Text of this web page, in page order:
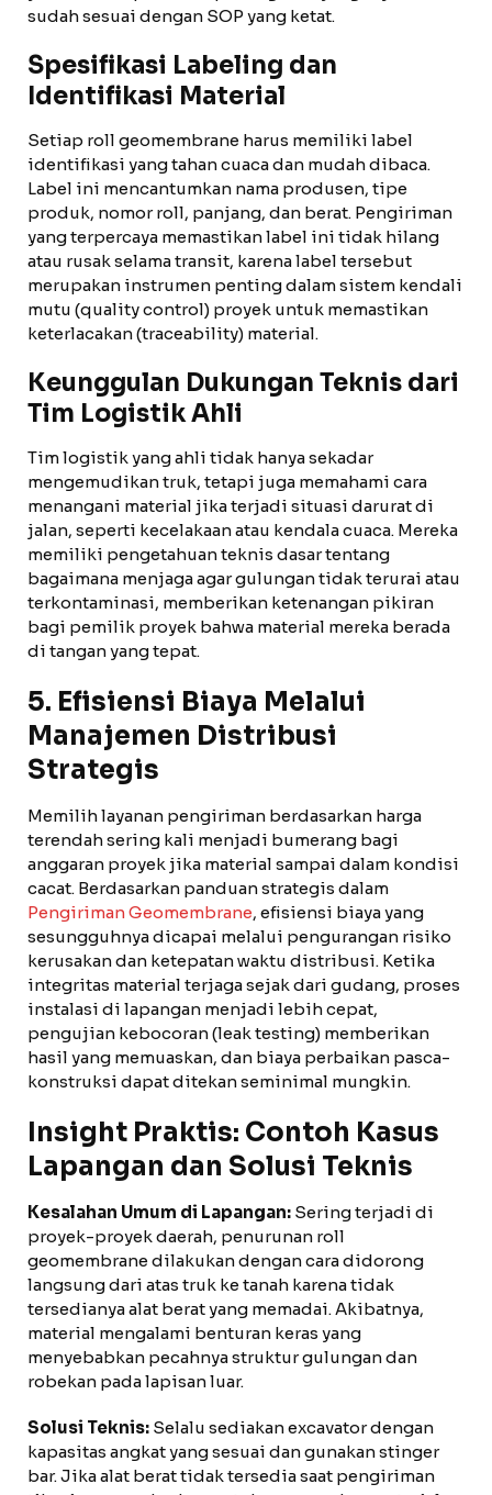
sudah sesuai dengan SOP yang ketat.
Spesifikasi Labeling dan
Identifikasi Material
Setiap roll geomembrane harus memiliki label
identifikasi yang tahan cuaca dan mudah dibaca.
Label ini mencantumkan nama produsen, tipe
produk, nomor roll, panjang, dan berat. Pengiriman
yang terpercaya memastikan label ini tidak hilang
atau rusak selama transit, karena label tersebut
merupakan instrumen penting dalam sistem kendali
mutu (quality control) proyek untuk memastikan
keterlacakan (traceability) material.
Keunggulan Dukungan Teknis dari
Tim Logistik Ahli
Tim logistik yang ahli tidak hanya sekadar
mengemudikan truk, tetapi juga memahami cara
menangani material jika terjadi situasi darurat di
jalan, seperti kecelakaan atau kendala cuaca. Mereka
memiliki pengetahuan teknis dasar tentang
bagaimana menjaga agar gulungan tidak terurai atau
terkontaminasi, memberikan ketenangan pikiran
bagi pemilik proyek bahwa material mereka berada
di tangan yang tepat.
5. Efisiensi Biaya Melalui
Manajemen Distribusi
Strategis
Memilih layanan pengiriman berdasarkan harga
terendah sering kali menjadi bumerang bagi
anggaran proyek jika material sampai dalam kondisi
cacat. Berdasarkan panduan strategis dalam
Pengiriman Geomembrane, efisiensi biaya yang
sesungguhnya dicapai melalui pengurangan risiko
kerusakan dan ketepatan waktu distribusi. Ketika
integritas material terjaga sejak dari gudang, proses
instalasi di lapangan menjadi lebih cepat,
pengujian kebocoran (leak testing) memberikan
hasil yang memuaskan, dan biaya perbaikan pasca-
konstruksi dapat ditekan seminimal mungkin.
Insight Praktis: Contoh Kasus
Lapangan dan Solusi Teknis
Kesalahan Umum di Lapangan: Sering terjadi di
proyek-proyek daerah, penurunan roll
geomembrane dilakukan dengan cara didorong
langsung dari atas truk ke tanah karena tidak
tersedianya alat berat yang memadai. Akibatnya,
material mengalami benturan keras yang
menyebabkan pecahnya struktur gulungan dan
robekan pada lapisan luar.
Solusi Teknis: Selalu sediakan excavator dengan
kapasitas angkat yang sesuai dan gunakan stinger
bar. Jika alat berat tidak tersedia saat pengiriman